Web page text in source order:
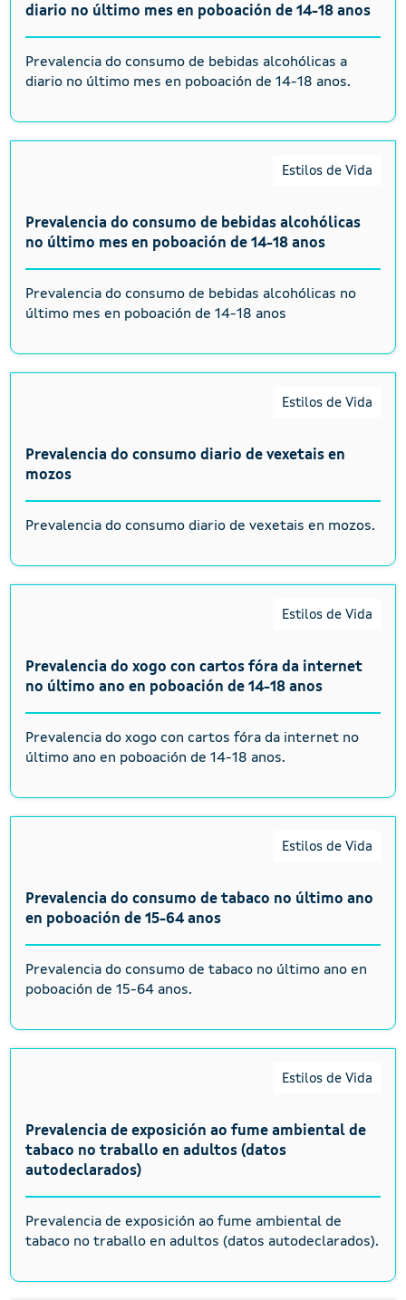
diario no último mes en poboación de 14-18 anos
Prevalencia do consumo de bebidas alcohólicas a
diario no último mes en poboación de 14-18 anos.
Estilos de Vida
Prevalencia do consumo de bebidas alcohólicas
no último mes en poboación de 14-18 anos
Prevalencia do consumo de bebidas alcohólicas no
último mes en poboación de 14-18 anos
Estilos de Vida
Prevalencia do consumo diario de vexetais en
mozos
Prevalencia do consumo diario de vexetais en mozos.
Estilos de Vida
Prevalencia do xogo con cartos fóra da internet
no último ano en poboación de 14-18 anos
Prevalencia do xogo con cartos fóra da internet no
último ano en poboación de 14-18 anos.
Estilos de Vida
Prevalencia do consumo de tabaco no último ano
en poboación de 15-64 anos
Prevalencia do consumo de tabaco no último ano en
poboación de 15-64 anos.
Estilos de Vida
Prevalencia de exposición ao fume ambiental de
tabaco no traballo en adultos (datos
autodeclarados)
Prevalencia de exposición ao fume ambiental de
tabaco no traballo en adultos (datos autodeclarados).